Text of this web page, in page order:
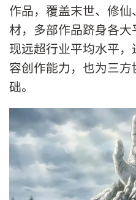
作品，覆盖末世、修
材，多部作品跻身各
现远超行业平均水平
容创作能力，也为三
础。